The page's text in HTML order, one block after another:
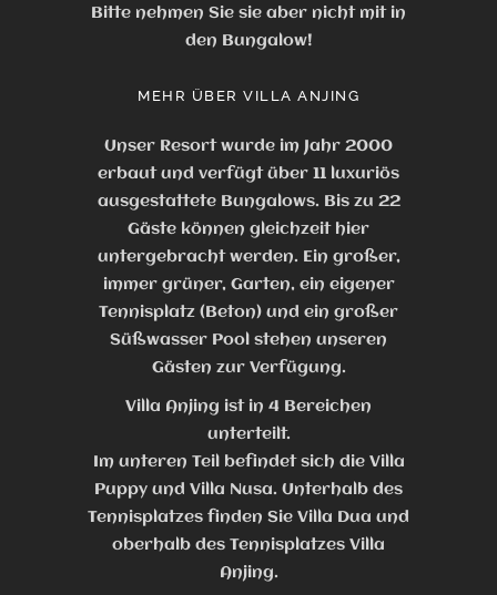
Bitte nehmen Sie sie aber nicht mit in
den Bungalow!
MEHR ÜBER VILLA ANJING
Unser Resort wurde im Jahr 2000
erbaut und verfügt über 11 luxuriös
ausgestattete Bungalows. Bis zu 22
Gäste können gleichzeit hier
untergebracht werden. Ein großer,
immer grüner, Garten, ein eigener
Tennisplatz (Beton) und ein großer
Süßwasser Pool stehen unseren
Gästen zur Verfügung.
Villa Anjing ist in 4 Bereichen
unterteilt.
Im unteren Teil befindet sich die Villa
Puppy und Villa Nusa. Unterhalb des
Tennisplatzes finden Sie Villa Dua und
oberhalb des Tennisplatzes Villa
Anjing.